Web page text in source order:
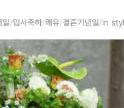
일/입사축하/쾌유/결혼기념일/in